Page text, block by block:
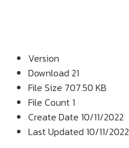
Version
Download 21
File Size 707.50 KB
File Count 1
Create Date 10/11/2022
Last Updated 10/11/2022